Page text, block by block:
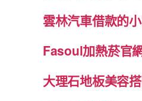
雲林汽車借款的
Fasoul加熱菸官
大理石地板美容